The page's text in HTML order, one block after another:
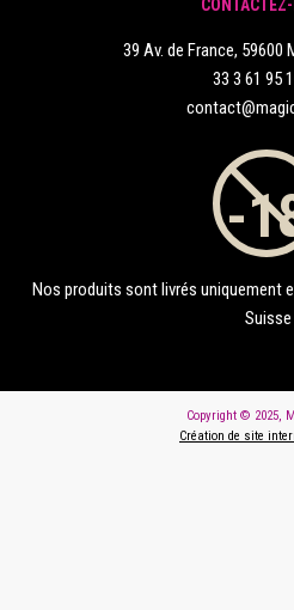
39 Av. de France, 59600
33 3 61 95
Nos produits sont livrés uniquement
Suisse
Copyright © 2025,
Création de site